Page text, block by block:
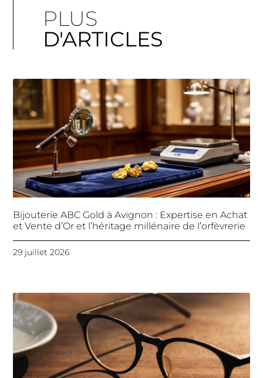
PLUS
D'ARTICLES
Bijouterie ABC Gold à Avignon : Expertise en Achat
et Vente d’Or et l’héritage millénaire de l’orfèvrerie
29 juillet 2026